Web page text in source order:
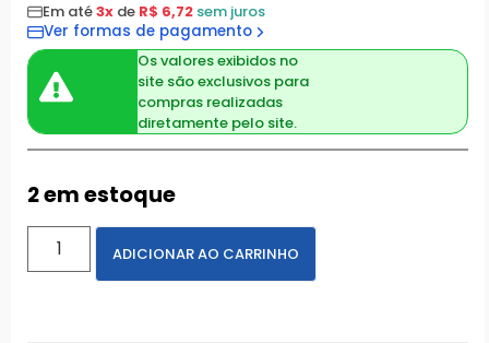
Em até3x de R$ 6,72 sem juros
Ver formas de pagamento
Os valores exibidos no
site são exclusivos para
compras realizadas
diretamente pelo site.
2 em estoque
ADICIONAR AO CARRINHO